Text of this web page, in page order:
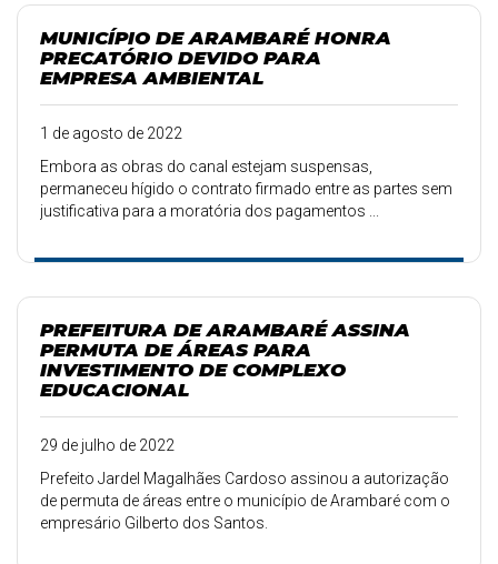
MUNICÍPIO DE ARAMBARÉ HONRA
PRECATÓRIO DEVIDO PARA
EMPRESA AMBIENTAL
1 de agosto de 2022
Embora as obras do canal estejam suspensas,
permaneceu hígido o contrato firmado entre as partes sem
justificativa para a moratória dos pagamentos ...
PREFEITURA DE ARAMBARÉ ASSINA
PERMUTA DE ÁREAS PARA
INVESTIMENTO DE COMPLEXO
EDUCACIONAL
29 de julho de 2022
Prefeito Jardel Magalhães Cardoso assinou a autorização
de permuta de áreas entre o município de Arambaré com o
empresário Gilberto dos Santos.